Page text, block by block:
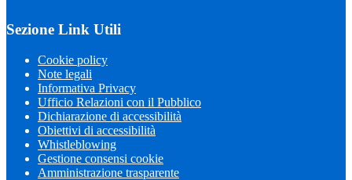
Sezione Link Utili
Cookie policy
Note legali
Informativa Privacy
Ufficio Relazioni con il Pubblico
Dichiarazione di accessibilità
Obiettivi di accessibilità
Whistleblowing
Gestione consensi cookie
Amministrazione trasparente